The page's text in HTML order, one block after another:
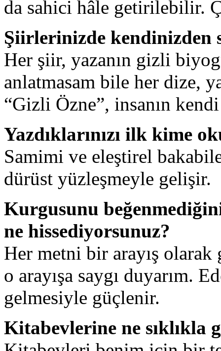
da sahici hâle getirilebilir.
Şiirlerinizde kendinizden
Her şiir, yazanın gizli
anlatmasam bile her dize,
“Gizli Özne”, insanın
Yazdıklarınızı ilk kime
Samimi ve eleştirel
dürüst yüzleşmeyle gelişir.
Kurgusunu
ne hissediyorsunuz?
Her metni bir arayış
o arayışa saygı duyarım.
gelmesiyle güçlenir.
Kitabevlerine ne sıklıkla